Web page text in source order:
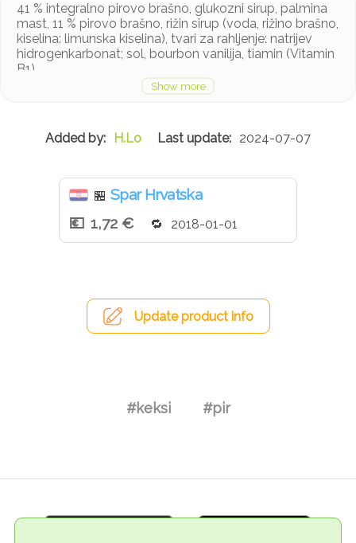
41 % integralno pirovo brašno, glukozni sirup, palmina
mast, 11 % pirovo brašno, rižin sirup (voda, rižino brašno,
kiselina: limunska kiselina), tvari za rahljenje: natrijev
hidrogenkarbonat; sol, bourbon vanilija, tiamin (Vitamin
B1)
Može sadržavati jaja, mlijeko, orašasto voće, sezam i
H.Lo 2024-07-07
🏪 Spar Hrvatska
1,72 €
2018-01-01
Update product info
#keksi #pir